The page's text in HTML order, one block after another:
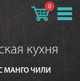
0
кухня
МАНГО ЧИЛИ